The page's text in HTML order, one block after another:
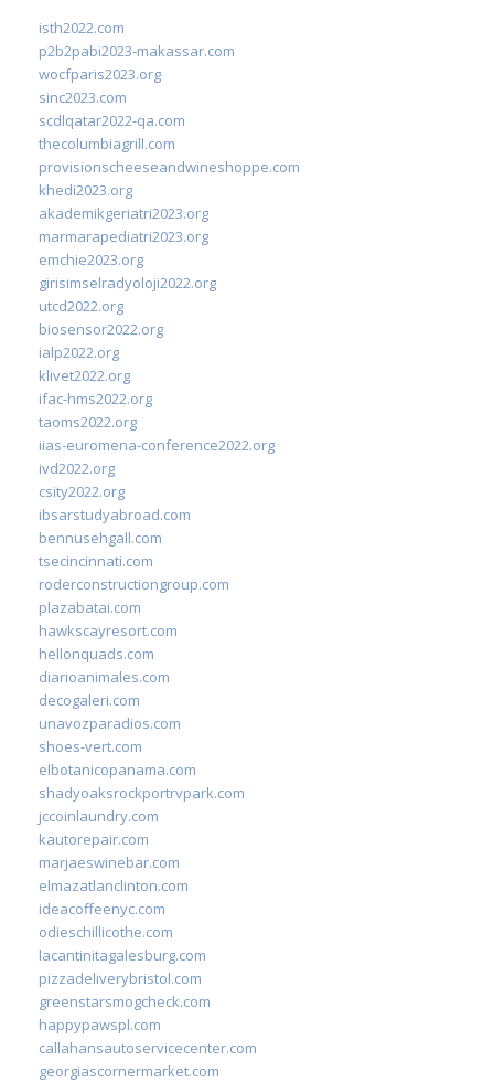
isth2022.com
p2b2pabi2023-makassar.com
wocfparis2023.org
sinc2023.com
scdlqatar2022-qa.com
thecolumbiagrill.com
provisionscheeseandwineshoppe.com
khedi2023.org
akademikgeriatri2023.org
marmarapediatri2023.org
emchie2023.org
girisimselradyoloji2022.org
utcd2022.org
biosensor2022.org
ialp2022.org
klivet2022.org
ifac-hms2022.org
taoms2022.org
iias-euromena-conference2022.org
ivd2022.org
csity2022.org
ibsarstudyabroad.com
bennusehgall.com
tsecincinnati.com
roderconstructiongroup.com
plazabatai.com
hawkscayresort.com
hellonquads.com
diarioanimales.com
decogaleri.com
unavozparadios.com
shoes-vert.com
elbotanicopanama.com
shadyoaksrockportrvpark.com
jccoinlaundry.com
kautorepair.com
marjaeswinebar.com
elmazatlanclinton.com
ideacoffeenyc.com
odieschillicothe.com
lacantinitagalesburg.com
pizzadeliverybristol.com
greenstarsmogcheck.com
happypawspl.com
callahansautoservicecenter.com
georgiascornermarket.com